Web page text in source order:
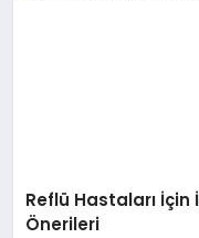
Reflü Hastaları
Önerileri